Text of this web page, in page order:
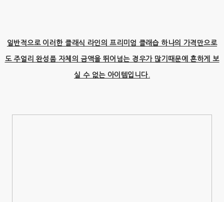
일반적으로 이러한 클래식 라인의 프리미엄 클래습 하나의 가격만으로
도 주얼리 완성품 자체의 금액을 뛰어넘는 경우가 많기때문에 흔하게 보
실 수 없는 아이템입니다.